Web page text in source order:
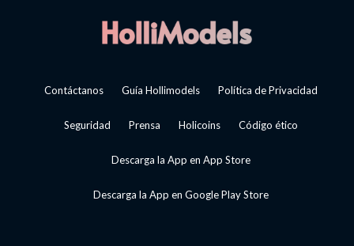
Contáctanos Guía Hollimodels Política de Privacidad
Seguridad Prensa Holicoins Código ético
Descarga la App en App Store
Descarga la App en Google Play Store